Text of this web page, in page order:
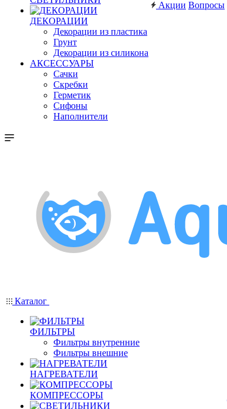
ДЕКОРАЦИИ
Декорации из пластика
Грунт
Декорации из силикона
АКСЕССУАРЫ
Сачки
Скребки
Герметик
Сифоны
Наполнители
Акции Вопросы
Каталог
ФИЛЬТРЫ
Фильтры внутренние
Фильтры внешние
НАГРЕВАТЕЛИ
КОМПРЕССОРЫ